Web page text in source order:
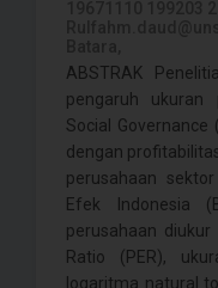
ABSTRAK
pengaruh ukuran
Social Governance
dengan
perusahaan
Efek Indonesia
perusahaan
Ratio (PER),
logaritma natural